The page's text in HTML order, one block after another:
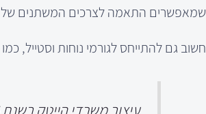
שמאפשרים התאמה לצרכים המשתנים של
חשוב גם להתייחס לגורמי נוחות וסטייל,
עיצוב משרדי הייטק בשנת 2026: הסוף של המשרד הסטרילי